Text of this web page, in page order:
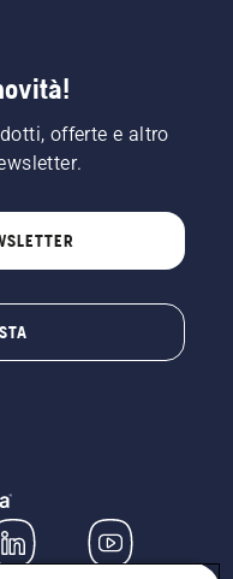
offerte e altro